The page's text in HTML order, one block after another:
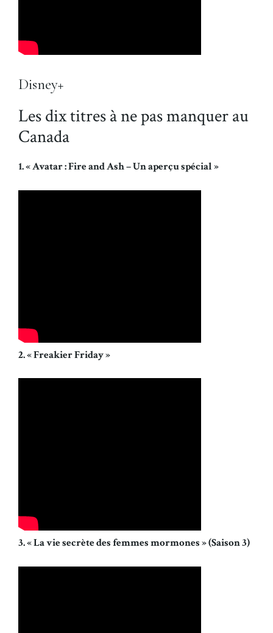
Disney+
Les dix titres à ne pas manquer au
Canada
1. « Avatar : Fire and Ash – Un aperçu spécial »
2. « Freakier Friday »
3. « La vie secrète des femmes mormones » (Saison 3)